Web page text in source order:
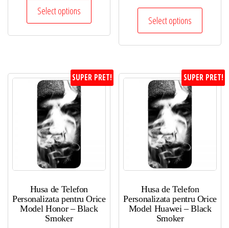
Select options
Select options
SUPER PRET!
Husa de Telefon
Personalizata pentru Orice
Model Honor – Black
Smoker
SUPER PRET!
Husa de Telefon
Personalizata pentru Orice
Model Huawei – Black
Smoker